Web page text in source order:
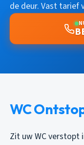
de deur. Vast tarief
WC
Zit uw WC verstopt